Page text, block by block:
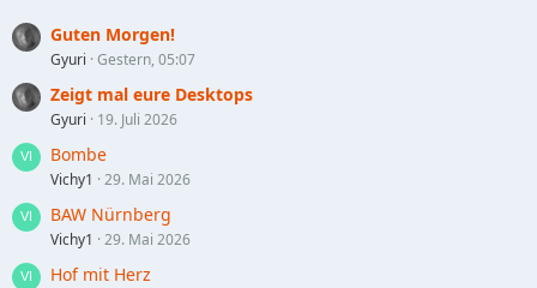
Guten Morgen!
Gyuri Gestern, 05:07
Zeigt mal eure Desktops
Gyuri 19. Juli 2026
Bombe
Vichy1 29. Mai 2026
BAW Nürnberg
Vichy1 29. Mai 2026
Hof mit Herz